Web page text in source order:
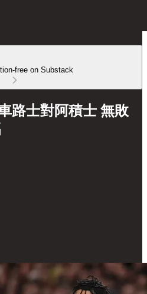
free on Substack
路士對阿積士 無敗